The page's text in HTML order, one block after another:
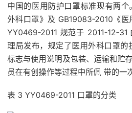
中国的医用防护口罩标准现有两
外科口罩》及 GB19083-2010《医
YY0469-2011 规范于 2011-12-31
理局发布，规定了医用外科口罩的
标志与使用说明及包装、运输和贮
员在有创操作等过程中所佩 带的一
表 3 YY0469-2011 口罩的分类